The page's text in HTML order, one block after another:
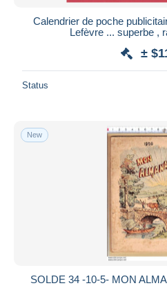
Calendrier de poche
Lefèvre ... superbe ,
±
Status
New
SOLDE 34 -10-5- MON